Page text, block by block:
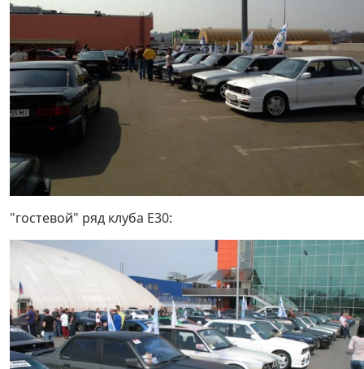
"гостевой" ряд клуба Е30: